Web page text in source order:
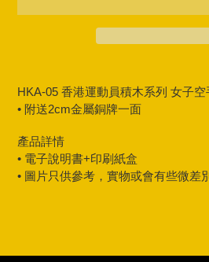
product
to
your
cart
HKA-05 香港運動員積木系列 女子空
• 附送2cm金屬銅牌一面
產品詳情
• 電子說明書+印刷紙盒
• 圖片只供參考，實物或會有些微差別